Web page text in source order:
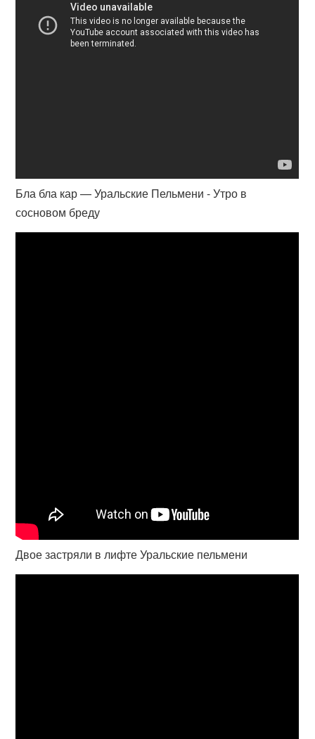
Бла бла кар — Уральские Пельмени - Утро в
сосновом бреду
Двое застряли в лифте Уральские пельмени